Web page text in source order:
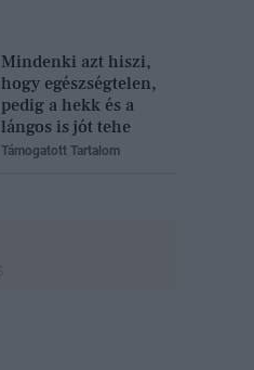
Mindenki azt hiszi,
hogy egészségtelen,
pedig a hekk és a
lángos is jót tehe
Támogatott Tartalom